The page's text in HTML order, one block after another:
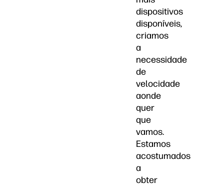
dispositivos
disponíveis,
criamos
a
necessidade
de
velocidade
aonde
quer
que
vamos.
Estamos
acostumados
a
obter